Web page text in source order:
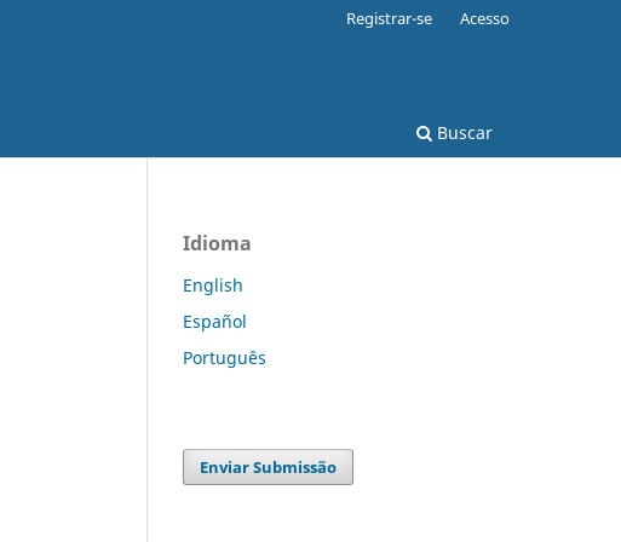
Buscar
Registrar-se Acesso
Idioma
English
Español
Português
Enviar Submissão